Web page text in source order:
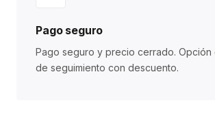
Pago seguro
Pago seguro y precio cerrado. Opción
de seguimiento con descuento.